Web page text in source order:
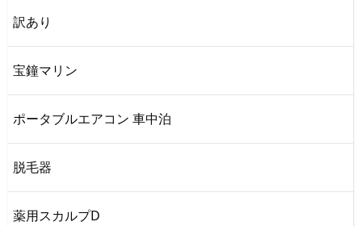
訳あり
宝鐘マリン
ポータブルエアコン 車中泊
脱毛器
薬用スカルプD